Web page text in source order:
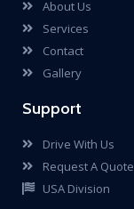
About Us
Services
Contact
Gallery
Support
Drive With Us
Request A Quote